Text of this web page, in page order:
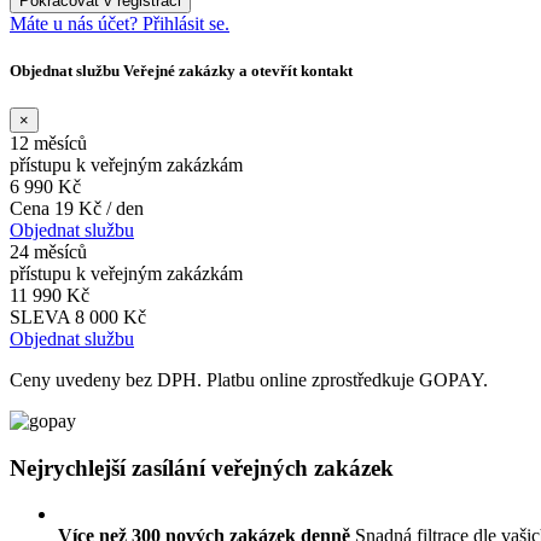
Máte u nás účet? Přihlásit se.
Objednat službu Veřejné zakázky a otevřít kontakt
×
12 měsíců
přístupu k veřejným zakázkám
6 990 Kč
Cena 19 Kč / den
Objednat službu
24 měsíců
přístupu k veřejným zakázkám
11 990 Kč
SLEVA 8 000 Kč
Objednat službu
Ceny uvedeny bez DPH. Platbu online zprostředkuje GOPAY.
Nejrychlejší zasílání veřejných zakázek
Více než 300 nových zakázek denně Snadná filtrace dle